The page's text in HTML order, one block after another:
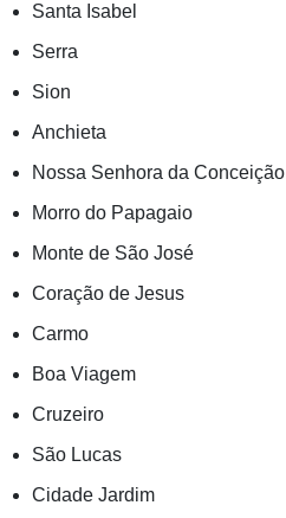
Santa Isabel
Serra
Sion
Anchieta
Nossa Senhora da Conceição
Morro do Papagaio
Monte de São José
Coração de Jesus
Carmo
Boa Viagem
Cruzeiro
São Lucas
Cidade Jardim